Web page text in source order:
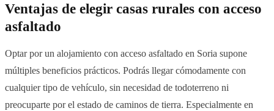
Ventajas de elegir casas rurales con acceso
asfaltado
Optar por un alojamiento con acceso asfaltado en Soria supone
múltiples beneficios prácticos. Podrás llegar cómodamente con
cualquier tipo de vehículo, sin necesidad de todoterreno ni
preocuparte por el estado de caminos de tierra. Especialmente en